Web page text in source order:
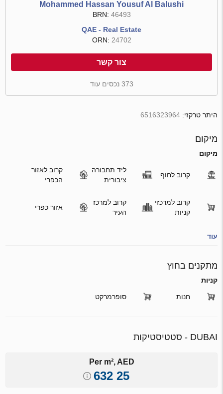
Mohammed Hassan Yousuf Al Balushi
BRN: 46493
QAE - Real Estate
ORN: 24702
צור קשר
373 נכסים עוד
היתר טרקזי:6516323964
מיקום
מיקום
קרוב לחוף
ליד תחבורה
ציבורית
קרוב לאזור
הכפרי
קרוב למרכזי
קניות
קרוב למרכז
העיר
אזור כפרי
עוד
מתקנים בחוץ
קניות
חנות סופרמרקט
DUBAI - סטטיסטיקות
Per m², AED
25 632